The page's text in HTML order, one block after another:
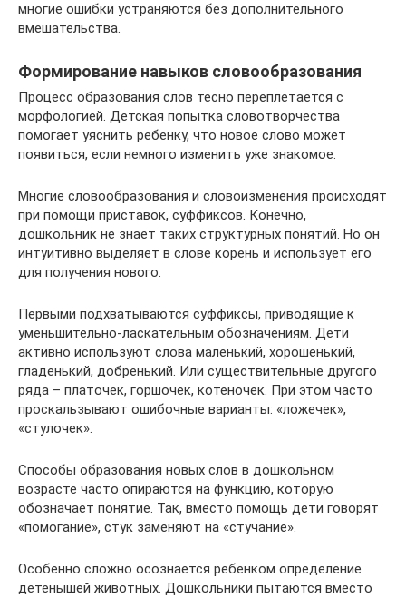
многие ошибки устраняются без дополнительного
вмешательства.
Формирование навыков словообразования
Процесс образования слов тесно переплетается с
морфологией. Детская попытка словотворчества
помогает уяснить ребенку, что новое слово может
появиться, если немного изменить уже знакомое.
Многие словообразования и словоизменения происходят
при помощи приставок, суффиксов. Конечно,
дошкольник не знает таких структурных понятий. Но он
интуитивно выделяет в слове корень и использует его
для получения нового.
Первыми подхватываются суффиксы, приводящие к
уменьшительно-ласкательным обозначениям. Дети
активно используют слова маленький, хорошенький,
гладенький, добренький. Или существительные другого
ряда – платочек, горшочек, котеночек. При этом часто
проскальзывают ошибочные варианты: «ложечек»,
«стулочек».
Способы образования новых слов в дошкольном
возрасте часто опираются на функцию, которую
обозначает понятие. Так, вместо помощь дети говорят
«помогание», стук заменяют на «стучание».
Особенно сложно осознается ребенком определение
детенышей животных. Дошкольники пытаются вместо